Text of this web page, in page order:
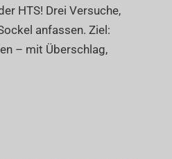
HTS! Drei Versuche,
anfassen. Ziel:
– mit Überschlag,